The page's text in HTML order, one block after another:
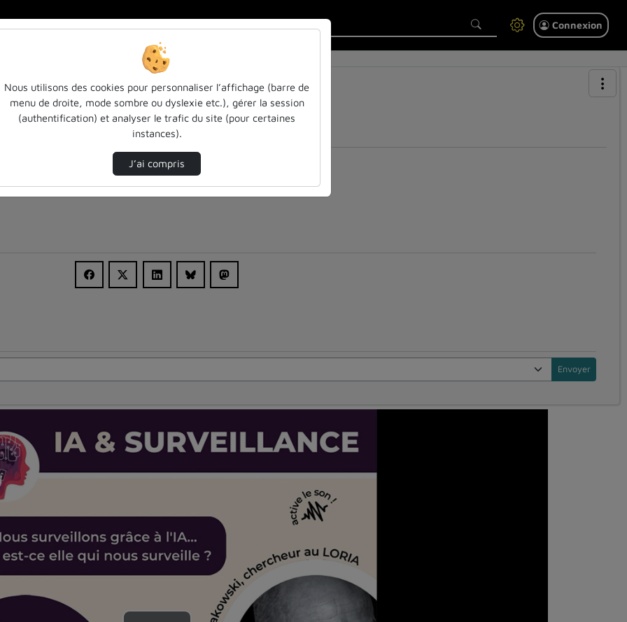
Connexion
Nous utilisons des cookies pour personnaliser l’affichage (barre de
menu de droite, mode sombre ou dyslexie etc.), gérer la session
(authentification) et analyser le trafic du site (pour certaines
instances).
J’ai compris